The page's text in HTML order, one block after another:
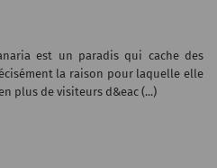
est un paradis qui cache des
la raison pour laquelle elle
plus de visiteurs d&eac (...)